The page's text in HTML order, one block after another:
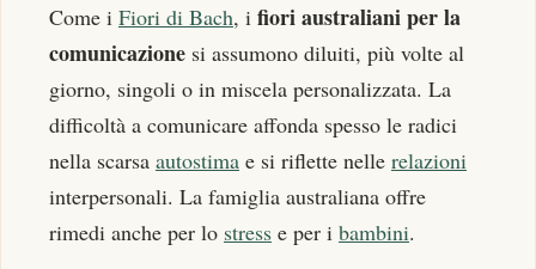
Come i Fiori di Bach, i fiori australiani per la
comunicazione si assumono diluiti, più volte al
giorno, singoli o in miscela personalizzata. La
difficoltà a comunicare affonda spesso le radici
nella scarsa autostima e si riflette nelle relazioni
interpersonali. La famiglia australiana offre
rimedi anche per lo stress e per i bambini.